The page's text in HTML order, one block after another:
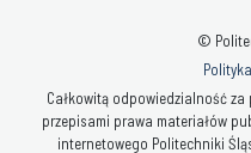
©
Całkowitą odpowiedzialność
przepisami prawa materiałów
internetowego Politechniki